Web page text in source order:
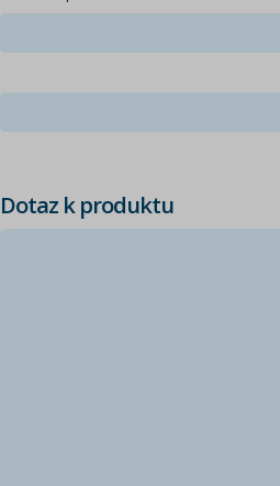
Dotaz k produktu